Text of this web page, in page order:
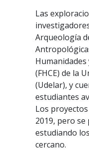
Las
Arqueología
Humanidades
(FHCE) de la
(Udelar), y
estudiantes
Los
2019, pero
estudiando
cercano.